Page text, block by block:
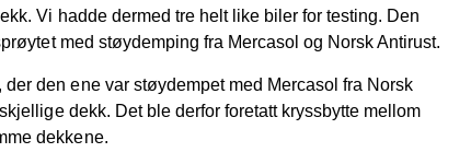
Vi hadde dermed tre helt like biler for testing. Den
med støydemping fra Mercasol og Norsk Antirust.
den ene var støydempet med Mercasol fra Norsk
dekk. Det ble derfor foretatt kryssbytte mellom
dekkene.